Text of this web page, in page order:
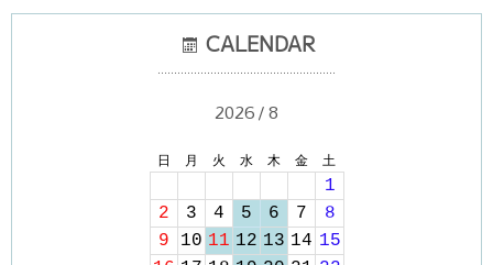
CALENDAR
………………………………………………
2026 / 8
日 月 火 水 木 金 土
1
2
3 4 5 6 7
8
9
10 11 12 13 14 15